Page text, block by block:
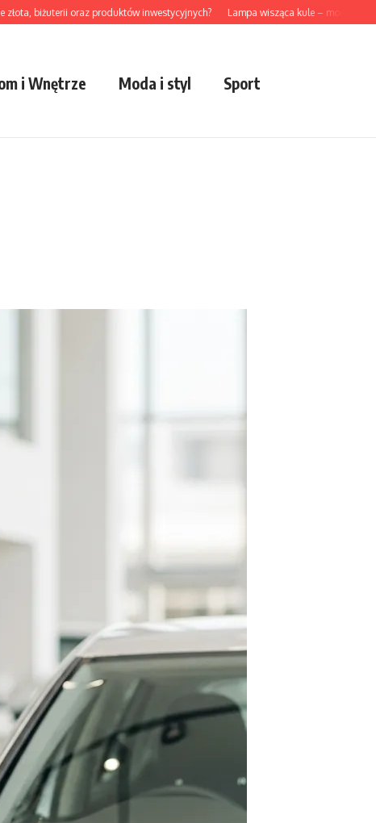
oraz produktów inwestycyjnych? Lampa wisząca kule – modny akcent do
i Wnętrze Moda i styl Sport